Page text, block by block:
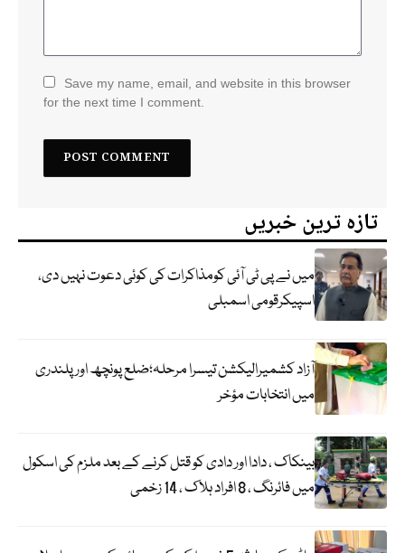
Save my name, email, and website in this browser
for the next time I comment.
تازہ ترین خبریں
میں نے پی ٹی آئی کومذاکرات کی کوئی دعوت نہیں دی،
اسپیکرقومی اسمبلی
آزاد کشمیرالیکشن تیسرا مرحلہ؛ضلع پونچھ اور پلندری
میں انتخابات مؤخر
بینکاک ، دادا اور دادی کو قتل کرنے کے بعد ملزم کی اسکول
میں فائرنگ ، 8 افراد ہلاک ، 14 زخمی